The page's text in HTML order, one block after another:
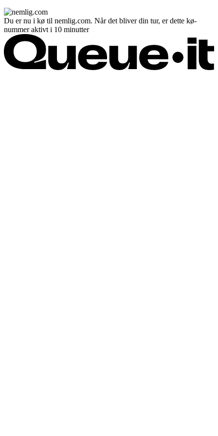
Du er nu i kø til nemlig.com. Når det bliver din tur, er dette kø-
nummer aktivt i 10 minutter